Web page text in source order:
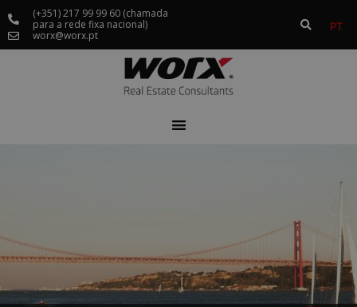
(+351) 217 99 99 60 (chamada
para a rede fixa nacional)
worx@worx.pt
PT